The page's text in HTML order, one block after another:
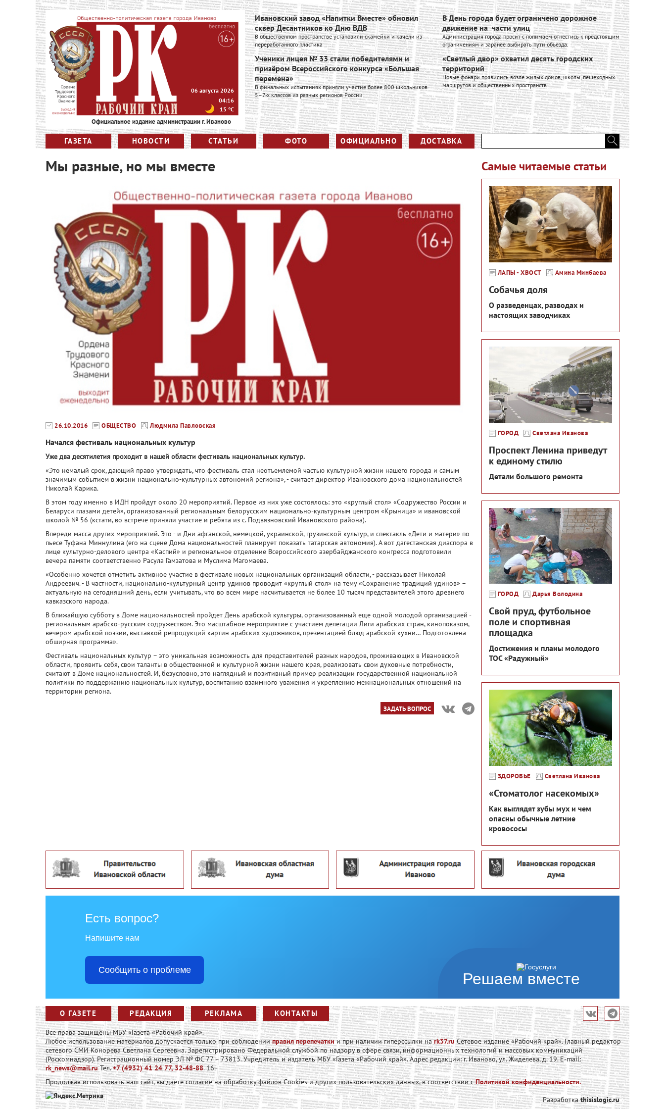
Официальное издание администрации г. Иваново
06 августа 2026
04:16
15 °C
Ивановский завод «Напитки Вместе» обновил
сквер Десантников ко Дню ВДВ
В общественном пространстве установили скамейки и качели из
переработанного пластика
Ученики лицея № 33 стали победителями и
призёром Всероссийского конкурса «Большая
перемена»
В финальных испытаниях приняли участие более 800 школьников
5–7-х классов из разных регионов России
В День города будет ограничено дорожное
движение на части улиц
Администрация города просит с понимаем отнестись к предстоящим
ограничениям и заранее выбирать пути объезда.
«Светлый двор» охватил десять городских
территорий
Новые фонари появились возле жилых домов, школы, пешеходных
маршрутов и общественных пространств
ГАЗЕТА НОВОСТИ СТАТЬИ ФОТО ОФИЦИАЛЬНО ДОСТАВКА
Мы разные, но мы вместе
26.10.2016 ОБЩЕСТВО Людмила Павловская
Начался фестиваль национальных культур
Уже два десятилетия проходит в нашей области фестиваль национальных культур.
«Это немалый срок, дающий право утверждать, что фестиваль стал неотъемлемой частью культурной жизни нашего города и самым
значимым событием в жизни национально-культурных автономий региона», - считает директор Ивановского дома национальностей
Николай Карика.
В этом году именно в ИДН пройдут около 20 мероприятий. Первое из них уже состоялось: это «круглый стол» «Содружество России и
Беларуси глазами детей», организованный региональным белорусским национально-культурным центром «Крыница» и ивановской
школой № 56 (кстати, во встрече приняли участие и ребята из с. Подвязновский Ивановского района).
Впереди масса других мероприятий. Это - и Дни афганской, немецкой, украинской, грузинской культур, и спектакль «Дети и матери» по
пьесе Туфана Миннулина (его на сцене Дома национальностей планирует показать татарская автономия). А вот дагестанская диаспора в
лице культурно-делового центра «Каспий» и региональное отделение Всероссийского азербайджанского конгресса подготовили
вечера памяти соответственно Расула Гамзатова и Муслима Магомаева.
«Особенно хочется отметить активное участие в фестивале новых национальных организаций области, - рассказывает Николай
Андреевич. - В частности, национально-культурный центр удинов проводит «круглый стол» на тему «Сохранение традиций удинов» –
актуальную на сегодняшний день, если учитывать, что во всем мире насчитывается не более 10 тысяч представителей этого древнего
кавказского народа.
В ближайшую субботу в Доме национальностей пройдет День арабской культуры, организованный еще одной молодой организацией -
региональным арабско-русским содружеством. Это масштабное мероприятие с участием делегации Лиги арабских стран, кинопоказом,
вечером арабской поэзии, выставкой репродукций картин арабских художников, презентацией блюд арабской кухни… Подготовлена
обширная программа».
Фестиваль национальных культур – это уникальная возможность для представителей разных народов, проживающих в Ивановской
области, проявить себя, свои таланты в общественной и культурной жизни нашего края, реализовать свои духовные потребности,
считают в Доме национальностей. И, безусловно, это наглядный и позитивный пример реализации государственной национальной
политики по поддержанию национальных культур, воспитанию взаимного уважения и укреплению межнациональных отношений на
территории региона.
ЗАДАТЬ ВОПРОС
Самые читаемые статьи
ЛАПЫ - ХВОСТ Амина Минбаева
Собачья доля
О разведенцах, разводах и
настоящих заводчиках
ГОРОД Светлана Иванова
Проспект Ленина приведут
к единому стилю
Детали большого ремонта
ГОРОД Дарья Володина
Свой пруд, футбольное
поле и спортивная
площадка
Достижения и планы молодого
ТОС «Радужный»
ЗДОРОВЬЕ Светлана Иванова
«Стоматолог насекомых»
Как выглядят зубы мух и чем
опасны обычные летние
кровососы
Решаем вместе
Есть вопрос?
Напишите нам
Сообщить о проблеме
О ГАЗЕТЕ РЕДАКЦИЯ РЕКЛАМА КОНТАКТЫ
Все права защищены МБУ «Газета «Рабочий край».
Любое использование материалов допускается только при соблюденииправил перепечаткии при наличии гиперссылки наrk37.ru Сетевое издание «Рабочий край». Главный редактор
сетевого СМИ Конорева Светлана Сергеевна. Зарегистрировано Федеральной службой по надзору в сфере связи, информационных технологий и массовых коммуникаций
(Роскомнадзор). Регистрационный номер ЭЛ № ФС 77 – 73813. Учредитель и издатель МБУ «Газета «Рабочий край». Адрес редакции: г. Иваново, ул. Жиделева, д. 19. E-mail:
rk_news@mail.ruТел.+7 (4932) 41 24 77, 32-48-88. 16+
Продолжая использовать наш сайт, вы даете согласие на обработку файлов Cookies и других пользовательских данных, в соответствии сПолитикой конфиденциальности.
Разработкаthisislogic.ru